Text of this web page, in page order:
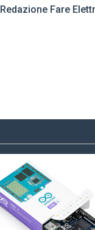
Redazione Fare